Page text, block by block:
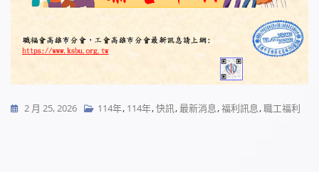
2 月 25, 2026 114年, 114年,快訊,最新消息,福利訊息,職工福利